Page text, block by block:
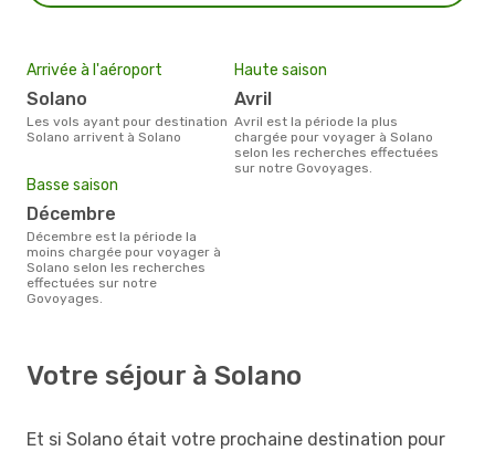
Arrivée à l'aéroport
Solano
Les vols ayant pour destination
Solano arrivent à Solano
Haute saison
avril
avril est la période la plus
chargée pour voyager à Solano
selon les recherches effectuées
sur notre Govoyages.
Basse saison
décembre
décembre est la période la
moins chargée pour voyager à
Solano selon les recherches
effectuées sur notre
Govoyages.
Votre séjour à Solano
Et si Solano était votre prochaine destination pour